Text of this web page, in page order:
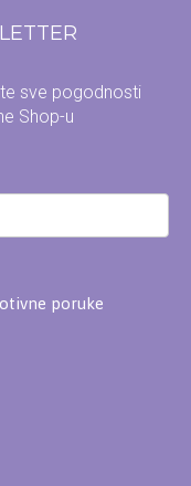
sve pogodnosti
Shop-u
poruke